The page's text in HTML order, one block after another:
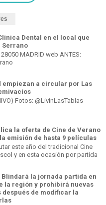
Dental en el local que
Serrano
MADRID web ANTES:
empiezan a circular por Las
Fotos: @LivinLasTablas
la oferta de Cine de Verano
emisión de hasta 9 películas
este año del tradicional Cine
y en esta ocasión por partida
la jornada partida en
la región y prohibirá nuevas
de modificar la